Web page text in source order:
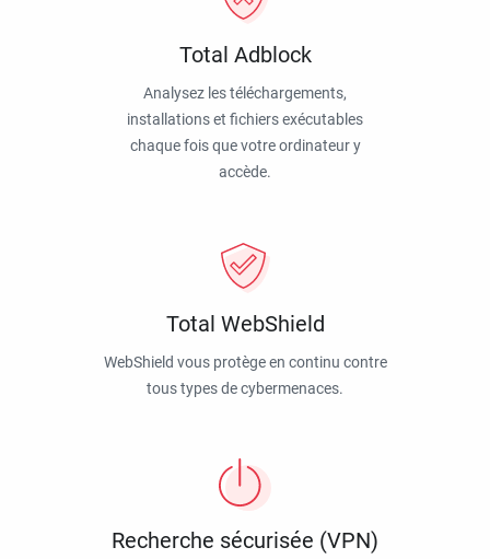
Total Adblock
Analysez les téléchargements,
installations et fichiers exécutables
chaque fois que votre ordinateur y
accède.
Total WebShield
WebShield vous protège en continu contre
tous types de cybermenaces.
Recherche sécurisée (VPN)